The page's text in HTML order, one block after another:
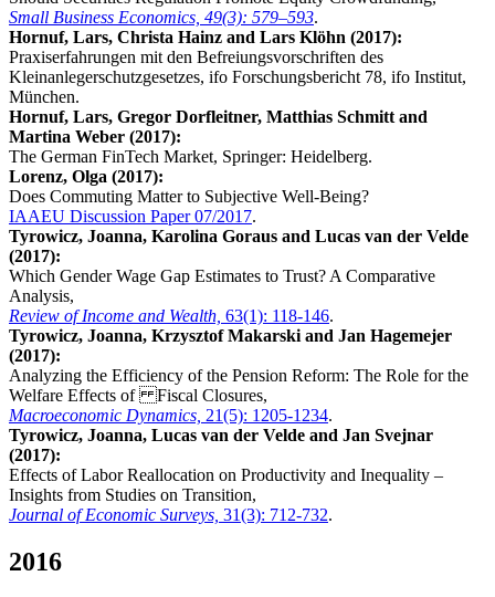
Small Business Economics, 49(3): 579–593.
Hornuf, Lars, Christa Hainz and Lars Klöhn (2017):
Praxiserfahrungen mit den Befreiungsvorschriften des
Kleinanlegerschutzgesetzes, ifo Forschungsbericht 78, ifo Institut,
München.
Hornuf, Lars, Gregor Dorfleitner, Matthias Schmitt and
Martina Weber (2017):
The German FinTech Market, Springer: Heidelberg.
Lorenz, Olga (2017):
Does Commuting Matter to Subjective Well-Being?
IAAEU Discussion Paper 07/2017.
Tyrowicz, Joanna, Karolina Goraus and Lucas van der Velde
(2017):
Which Gender Wage Gap Estimates to Trust? A Comparative
Analysis,
Review of Income and Wealth, 63(1): 118-146.
Tyrowicz, Joanna, Krzysztof Makarski and Jan Hagemejer
(2017):
Analyzing the Efficiency of the Pension Reform: The Role for the
Welfare Effects of Fiscal Closures,
Macroeconomic Dynamics, 21(5): 1205-1234.
Tyrowicz, Joanna, Lucas van der Velde and Jan Svejnar
(2017):
Effects of Labor Reallocation on Productivity and Inequality –
Insights from Studies on Transition,
Journal of Economic Surveys, 31(3): 712-732.
2016